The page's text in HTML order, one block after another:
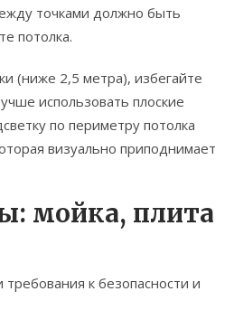
точками должно быть
потолка.
(ниже 2,5 метра), избегайте
использовать плоские
по периметру потолка
визуально приподнимает
мойка, плита
к безопасности и